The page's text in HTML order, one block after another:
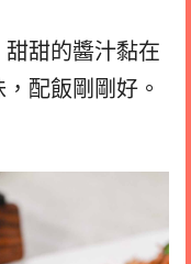
甜的醬汁黏在
配飯剛剛好。